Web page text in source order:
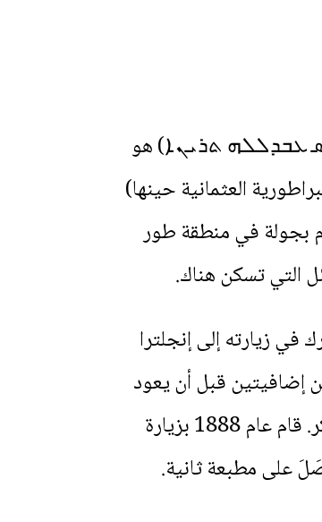
ܥܒܕܠܠܗ ܬܪܝܢܐ) هو
العثمانية حينها)
في السلك الرهباني في سن مبكرة وارتسم كاهنًا في وقت لاحق. عام 1870 قام بجولة في منطقة طور
التي تسكن هناك.
في زيارته إلى إنجلترا
سنتين إضافيتين قبل أن يعود
إلى لندن حيث أُمِّنَ الحصول على مطبعة لدير الزعفران. تَسَلَّمَ بعدها مطرانية سوريا ومن ثم ديار بكر. قام عام 1888 بزيارة
على مطبعة ثانية.